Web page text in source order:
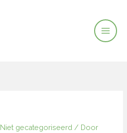
Niet gecategoriseerd / Door